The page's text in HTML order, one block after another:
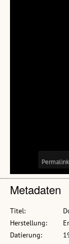
Metadaten
Titel:
Herstellung:
Datierung: